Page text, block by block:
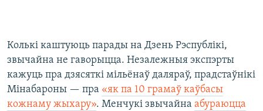
Колькі каштуюць парады на Дзень Рэспублікі,
звычайна не гаворыцца. Незалежныя экспэрты
кажуць пра дзясяткі мільёнаў даляраў, прадстаўнікі
Мінабароны — пра «як па 10 грамаў каўбасы
кожнаму жыхару». Менчукі звычайна абураюцца